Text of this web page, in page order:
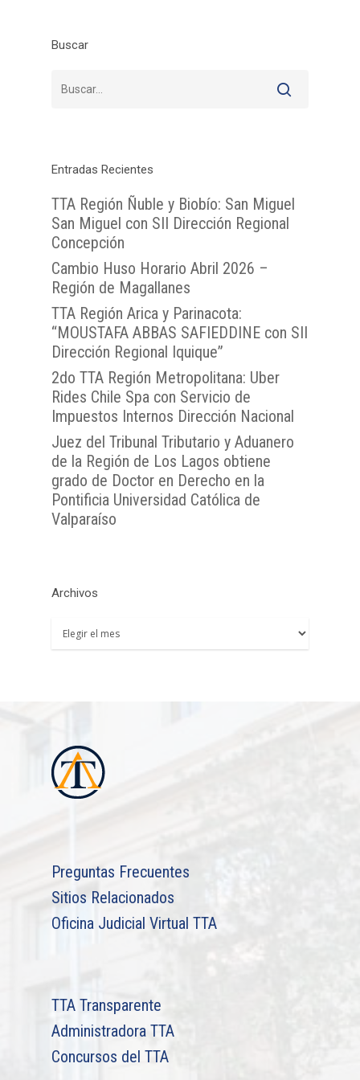
Buscar
Entradas Recientes
TTA Región Ñuble y Biobío: San Miguel
San Miguel con SII Dirección Regional
Concepción
Cambio Huso Horario Abril 2026 –
Región de Magallanes
TTA Región Arica y Parinacota:
“MOUSTAFA ABBAS SAFIEDDINE con SII
Dirección Regional Iquique”
2do TTA Región Metropolitana: Uber
Rides Chile Spa con Servicio de
Impuestos Internos Dirección Nacional
Juez del Tribunal Tributario y Aduanero
de la Región de Los Lagos obtiene
grado de Doctor en Derecho en la
Pontificia Universidad Católica de
Valparaíso
Archivos
Archivos
Preguntas Frecuentes
Sitios Relacionados
Oficina Judicial Virtual TTA
TTA Transparente
Administradora TTA
Concursos del TTA